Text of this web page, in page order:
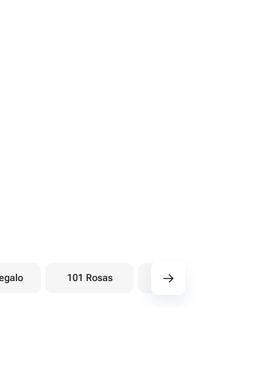
101 Rosas Ramos baya